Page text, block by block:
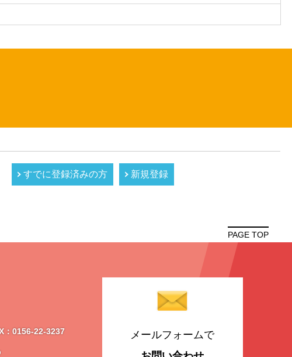
新規登録
すでに登録済みの方
PAGE TOP
0156-22-3237
メールフォームで